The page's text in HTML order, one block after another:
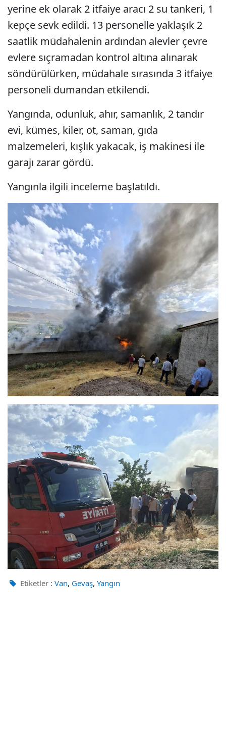
yerine ek olarak 2 itfaiye aracı 2 su tankeri, 1
kepçe sevk edildi. 13 personelle yaklaşık 2
saatlik müdahalenin ardından alevler çevre
evlere sıçramadan kontrol altına alınarak
söndürülürken, müdahale sırasında 3 itfaiye
personeli dumandan etkilendi.
Yangında, odunluk, ahır, samanlık, 2 tandır
evi, kümes, kiler, ot, saman, gıda
malzemeleri, kışlık yakacak, iş makinesi ile
garajı zarar gördü.
Yangınla ilgili inceleme başlatıldı.
Etiketler : Van, Gevaş, Yangın